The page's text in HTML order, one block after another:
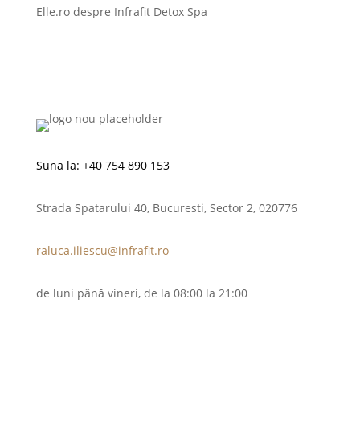
Elle.ro despre Infrafit Detox Spa
Suna la: +40 754 890 153
Strada Spatarului 40, Bucuresti, Sector 2, 020776
raluca.iliescu@infrafit.ro
de luni până vineri, de la 08:00 la 21:00